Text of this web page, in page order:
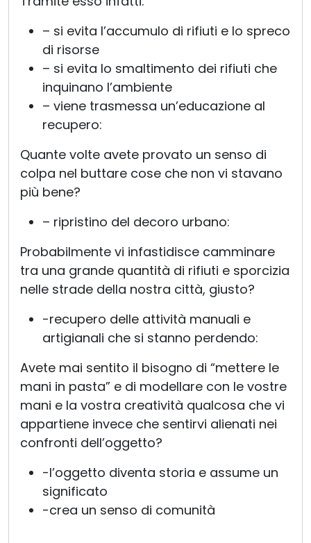
– si evita l’accumulo di rifiuti e lo spreco
di risorse
– si evita lo smaltimento dei rifiuti che
inquinano l’ambiente
– viene trasmessa un’educazione al
recupero:
Quante volte avete provato un senso di
colpa nel buttare cose che non vi stavano
più bene?
– ripristino del decoro urbano:
Probabilmente vi infastidisce camminare
tra una grande quantità di rifiuti e sporcizia
nelle strade della nostra città, giusto?
-recupero delle attività manuali e
artigianali che si stanno perdendo:
Avete mai sentito il bisogno di “mettere le
mani in pasta” e di modellare con le vostre
mani e la vostra creatività qualcosa che vi
appartiene invece che sentirvi alienati nei
confronti dell’oggetto?
-l’oggetto diventa storia e assume un
significato
-crea un senso di comunità